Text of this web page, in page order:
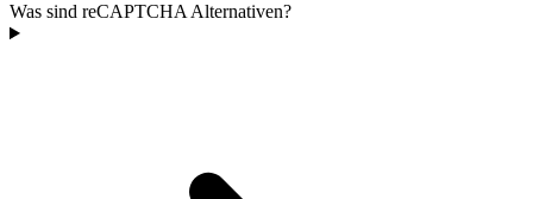
Was sind reCAPTCHA Alternativen?